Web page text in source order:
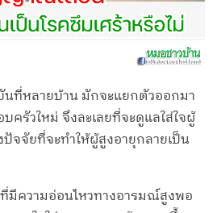
ที่หลายบ้าน มักจะแยกตัวออกมา
ครัวใหม่ จึงละเลยที่จะดูแลใส่ใจผู้
จจัยที่จะทำให้ผู้สูงอายุกลายเป็น
มีความอ่อนไหวทางอารมณ์สูงพอ